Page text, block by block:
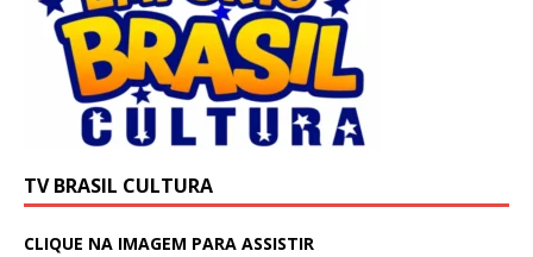
TV BRASIL CULTURA
CLIQUE NA IMAGEM PARA ASSISTIR